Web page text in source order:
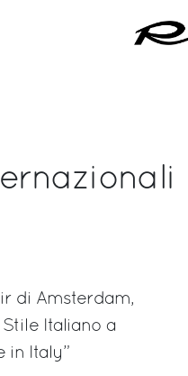
di Amsterdam,
Italiano a
in Italy”